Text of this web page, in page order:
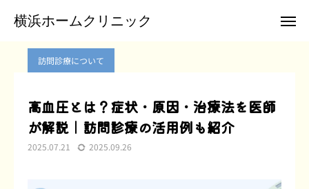
横浜ホームクリニック
ブログ 訪問診療について 高血圧とは？症状・原因・治療法を医師が解説｜訪問診療の活用例も紹介
訪問診療について
高血圧とは？症状・原因・治療法を医師
が解説｜訪問診療の活用例も紹介
2025.07.21 2025.09.26
横浜ホームクリニック
クリニックTwitter